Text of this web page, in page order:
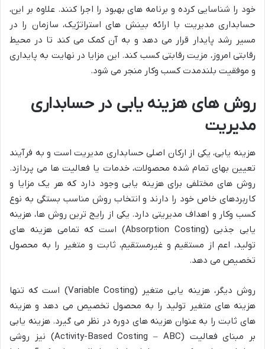
خود را شناسایی کرده و برنامه های بهبود را اجرا کنند. علاوه بر این،
حسابداری مدیریت با ارائه بینش های استراتژیک، سازمان را در
مسیر رشد پایدار قرار می دهد و به آن کمک می کند تا در محیط
رقابتی امروز، مزیت رقابتی کسب کند. این مزایا در نهایت به پایداری
و موفقیت بلندمدت کسب وکار منجر می شود.
روش های هزینه یابی در حسابداری
مدیریت
هزینه یابی، یکی از ارکان اصلی حسابداری مدیریت است و به فرآیند
تعیین بهای تمام شده محصولات، خدمات یا فعالیت ها می پردازد.
روش های مختلفی برای هزینه یابی وجود دارد که هر یک مزایا و
کاربردهای خاص خود را دارند و انتخاب روش مناسب بستگی به نوع
کسب وکار و اهداف مدیریتی دارد. یکی از رایج ترین روش ها، هزینه
یابی جذبی (Absorption Costing) است که تمامی هزینه های
تولید، اعم از مستقیم و غیرمستقیم، ثابت و متغیر را به محصول
تخصیص می دهد.
روش دیگر، هزینه یابی متغیر (Variable Costing) است که تنها
هزینه های متغیر تولید را به محصول تخصیص می دهد و هزینه
های ثابت را به عنوان هزینه های دوره در نظر می گیرد. هزینه یابی
بر مبنای فعالیت (Activity-Based Costing – ABC) نیز روشی